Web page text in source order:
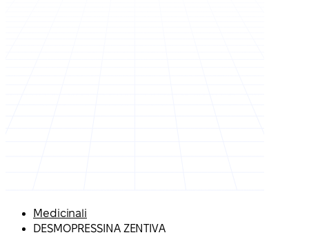
Medicinali
DESMOPRESSINA ZENTIVA